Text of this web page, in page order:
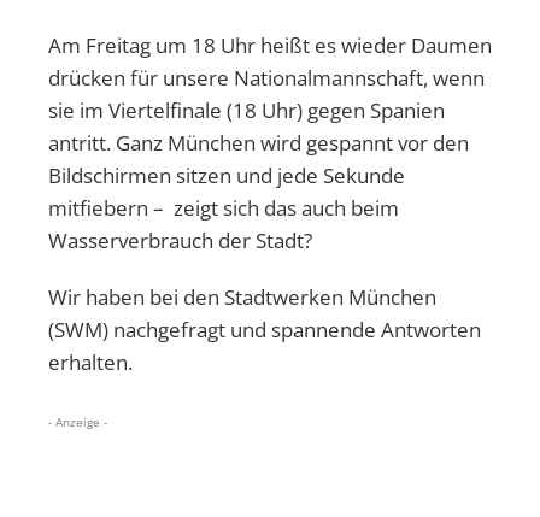
Am Freitag um 18 Uhr heißt es wieder Daumen
drücken für unsere Nationalmannschaft, wenn
sie im Viertelfinale (18 Uhr) gegen Spanien
antritt. Ganz München wird gespannt vor den
Bildschirmen sitzen und jede Sekunde
mitfiebern – zeigt sich das auch beim
Wasserverbrauch der Stadt?
Wir haben bei den Stadtwerken München
(SWM) nachgefragt und spannende Antworten
erhalten.
- Anzeige -